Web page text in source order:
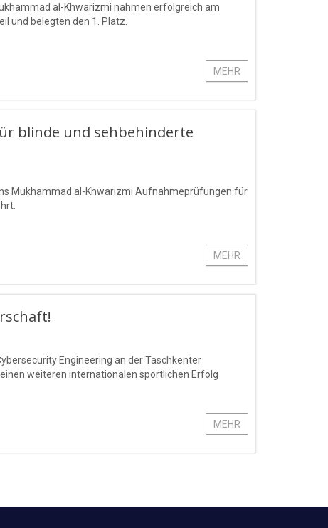
al-Khwarizmi nahmen erfolgreich am
und belegten den 1. Platz.
MEHR
blinde und sehbehinderte
Mukhammad al-Khwarizmi Aufnahmeprüfungen für
MEHR
Engineering an der Taschkenter
weiteren internationalen sportlichen Erfolg
MEHR